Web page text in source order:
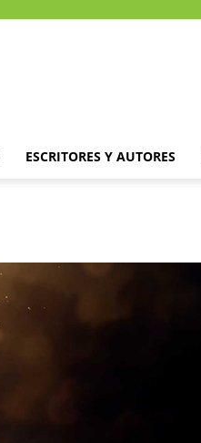
ESCRITORES Y AUTORES